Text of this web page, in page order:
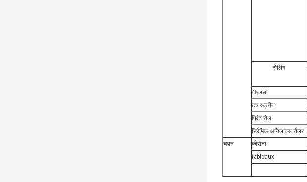
रोलिंग
पीएलसी
टच स्क्रीन
प्रिंट रोल
सिरेमिक अनिलॉक्स रोलर
चयन
कोरोना
tableaux